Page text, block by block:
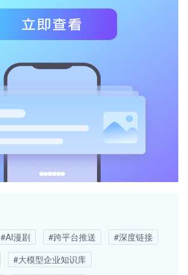
#AI漫剧 #跨平台推送
#深度链接
#大模型企业知识库